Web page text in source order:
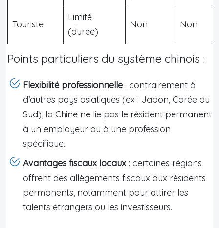
Touriste
Limité
(durée)
Non Non
Points particuliers du système chinois :
Flexibilité professionnelle : contrairement à
d’autres pays asiatiques (ex : Japon, Corée du
Sud), la Chine ne lie pas le résident permanent
à un employeur ou à une profession
spécifique.
Avantages fiscaux locaux : certaines régions
offrent des allègements fiscaux aux résidents
permanents, notamment pour attirer les
talents étrangers ou les investisseurs.